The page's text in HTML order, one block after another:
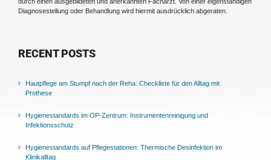
Diagnosestellung oder Behandlung wird hiermit ausdrücklich abgeraten.
RECENT POSTS
Hautpflege am Stumpf nach der Reha: Checkliste für den Alltag mit
Prothese
Hygienestandards im OP-Zentrum: Instrumentenreinigung und
Infektionsschutz
Hygienestandards auf Pflegestationen: Thermische Desinfektion im
Klinikalltag